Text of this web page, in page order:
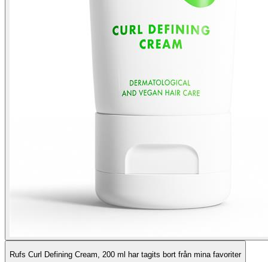
Rufs Curl Defining Cream, 200 ml har tagits bort från mina favoriter